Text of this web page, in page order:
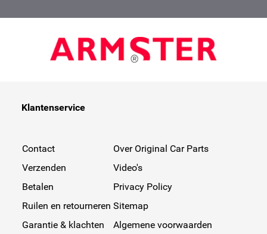
bestuurder en bijrijder - Verhoogde belastbaarheid
van 80 KG! - Gemaakt in de EU.
Klantenservice
Contact
Verzenden
Betalen
Ruilen en retourneren
Garantie & klachten
Over Original Car Parts
Video's
Privacy Policy
Sitemap
Algemene voorwaarden